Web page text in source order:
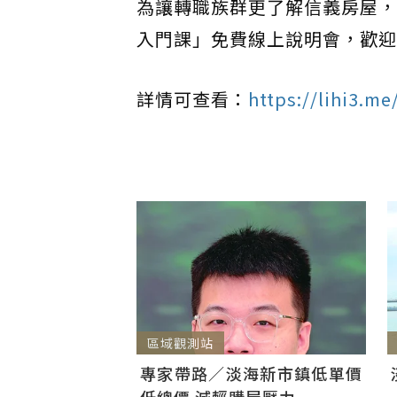
為讓轉職族群更了解信義房屋
入門課」免費線上說明會，歡
詳情可查看： https://
區域觀測站
專家帶路／淡海新市鎮低單價